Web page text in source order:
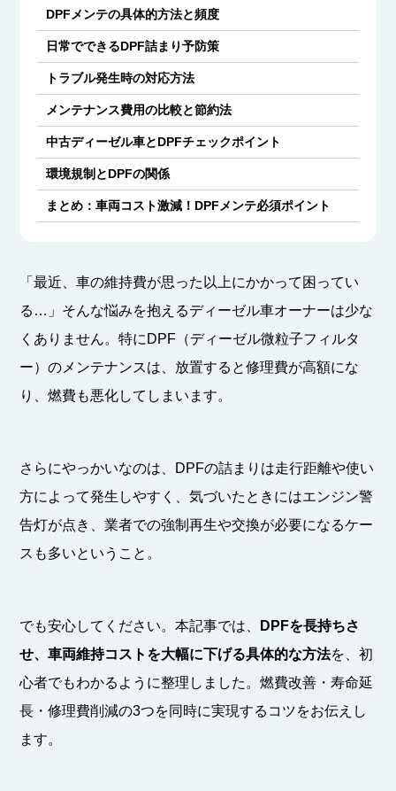
DPFメンテの具体的方法と頻度
日常でできるDPF詰まり予防策
トラブル発生時の対応方法
メンテナンス費用の比較と節約法
中古ディーゼル車とDPFチェックポイント
環境規制とDPFの関係
まとめ：車両コスト激減！DPFメンテ必須ポイント
「最近、車の維持費が思った以上にかかって困ってい
る…」そんな悩みを抱えるディーゼル車オーナーは少な
くありません。特にDPF（ディーゼル微粒子フィルタ
ー）のメンテナンスは、放置すると修理費が高額にな
り、燃費も悪化してしまいます。
さらにやっかいなのは、DPFの詰まりは走行距離や使い
方によって発生しやすく、気づいたときにはエンジン警
告灯が点き、業者での強制再生や交換が必要になるケー
スも多いということ。
でも安心してください。本記事では、 DPFを長持ちさ
せ、車両維持コストを大幅に下げる具体的な方法を、初
心者でもわかるように整理しました。燃費改善・寿命延
長・修理費削減の3つを同時に実現するコツをお伝えし
ます。